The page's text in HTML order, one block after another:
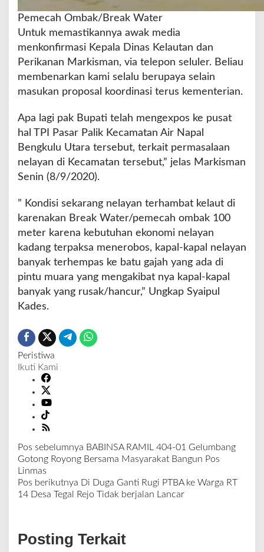
Pemecah Ombak/Break Water
Untuk memastikannya awak media
menkonfirmasi Kepala Dinas Kelautan dan
Perikanan Markisman, via telepon seluler. Beliau
membenarkan kami selalu berupaya selain
masukan proposal koordinasi terus kementerian.
Apa lagi pak Bupati telah mengexpos ke pusat
hal TPI Pasar Palik Kecamatan Air Napal
Bengkulu Utara tersebut, terkait permasalaan
nelayan di Kecamatan tersebut,” jelas Markisman
Senin (8/9/2020).
” Kondisi sekarang nelayan terhambat kelaut di
karenakan Break Water/pemecah ombak 100
meter karena kebutuhan ekonomi nelayan
kadang terpaksa menerobos, kapal-kapal nelayan
banyak terhempas ke batu gajah yang ada di
pintu muara yang mengakibat nya kapal-kapal
banyak yang rusak/hancur,” Ungkap Syaipul
Kades.
Peristiwa
Ikuti Kami
N
a
v
i
s
i
Pos sebelumnya BABINSA RAMIL 404-01 Gelumbang
Gotong Royong Bersama Masyarakat Bangun Pos
Linmas
Pos berikutnya Di Duga Ganti Rugi PTBA ke Warga RT
14 Desa Tegal Rejo Tidak berjalan Lancar
Posting Terkait